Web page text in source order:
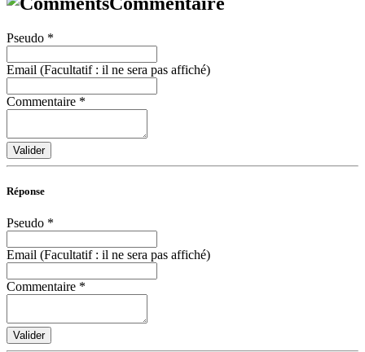
Pseudo *
Email (Facultatif : il ne sera pas affiché)
Commentaire *
Valider
Réponse
Pseudo *
Email (Facultatif : il ne sera pas affiché)
Commentaire *
Valider